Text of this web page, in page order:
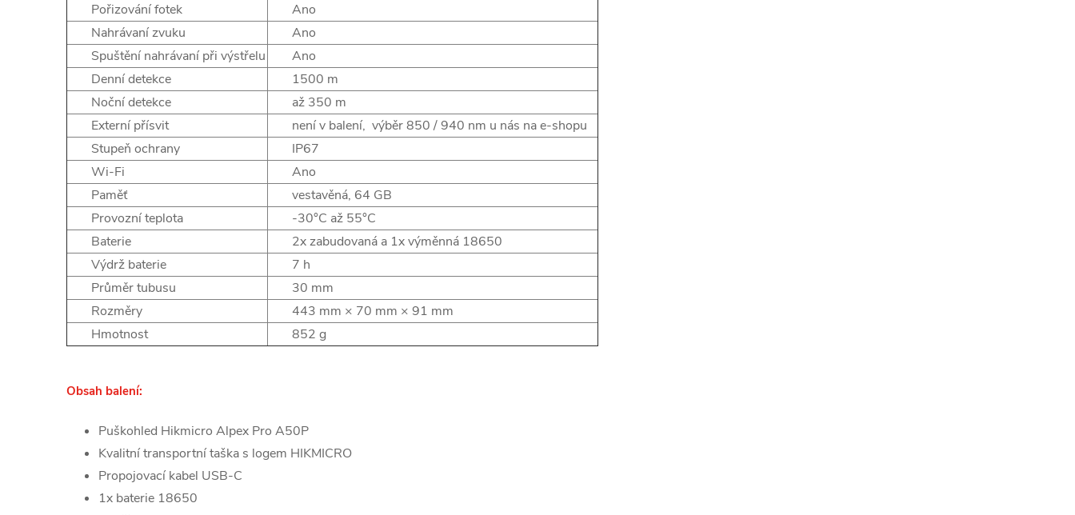
Pořizování fotek
Ano
Nahrávaní zvuku
Ano
Spuštění nahrávaní při výstřelu
Ano
Denní detekce
1500 m
Noční detekce
až 350 m
Externí přísvit
není v balení, výběr 850 / 940 nm u nás na e-shopu
Stupeň ochrany
IP67
Wi-Fi
Ano
Paměť
vestavěná, 64 GB
Provozní teplota
-30°C až 55°C
Baterie
2x zabudovaná a 1x výměnná 18650
Výdrž baterie
7 h
Průměr tubusu
30 mm
Rozměry
443 mm × 70 mm × 91 mm
Hmotnost
852 g
Obsah balení:
Puškohled Hikmicro Alpex Pro A50P
Kvalitní transportní taška s logem HIKMICRO
Propojovací kabel USB-C
1x baterie 18650